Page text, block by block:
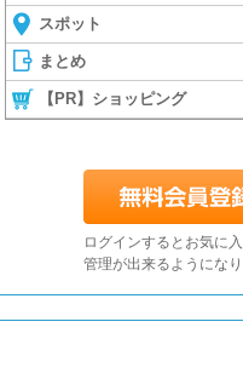
スポット
まとめ
【PR】ショッピング
ログインするとお気に
管理が出来るようにな